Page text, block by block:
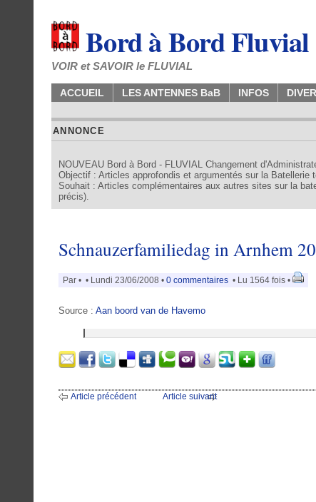
Bord à Bord Fluvial
VOIR et SAVOIR le FLUVIAL
ACCUEIL LES ANTENNES BaB INFOS
ANNONCE
NOUVEAU Bord à Bord - FLUVIAL Changement
Objectif : Articles approfondis et argumentés sur la
Souhait : Articles complémentaires aux autres sites sur la
précis).
Schnauzerfamiliedag in Arnhem
Par • • Lundi 23/06/2008 • 0 commentaires • Lu 1564 fois •
Source : Aan boord van de Havemo
Article précédent Article suivant